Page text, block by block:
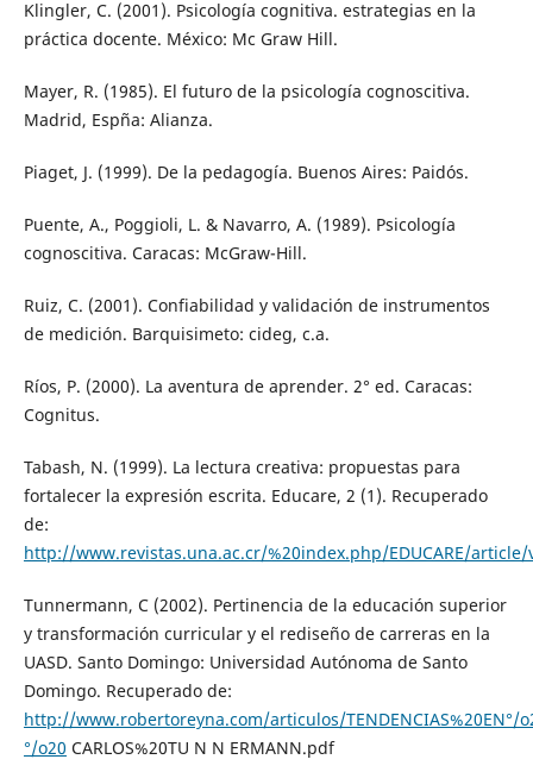
Klingler, C. (2001). Psicología cognitiva. estrategias en la
práctica docente. México: Mc Graw Hill.
Mayer, R. (1985). El futuro de la psicología cognoscitiva.
Madrid, Espña: Alianza.
Piaget, J. (1999). De la pedagogía. Buenos Aires: Paidós.
Puente, A., Poggioli, L. & Navarro, A. (1989). Psicología
cognoscitiva. Caracas: McGraw-Hill.
Ruiz, C. (2001). Confiabilidad y validación de instrumentos
de medición. Barquisimeto: cideg, c.a.
Ríos, P. (2000). La aventura de aprender. 2° ed. Caracas:
Cognitus.
Tabash, N. (1999). La lectura creativa: propuestas para
fortalecer la expresión escrita. Educare, 2 (1). Recuperado
de:
http://www.revistas.una.ac.cr/%20index.php/EDUCARE/
Tunnermann, C (2002). Pertinencia de la educación superior
y transformación curricular y el rediseño de carreras en la
UASD. Santo Domingo: Universidad Autónoma de Santo
Domingo. Recuperado de:
http://www.robertoreyna.com/articulos/TENDENCIAS%20EN°/
°/o20 CARLOS%20TU N N ERMANN.pdf